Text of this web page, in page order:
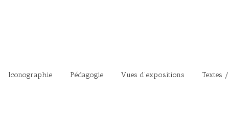
Iconographie Pédagogie Vues d’expositions Textes